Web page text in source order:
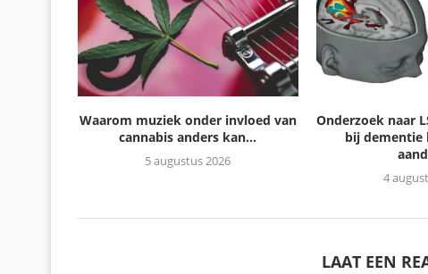
Waarom muziek onder invloed van
cannabis anders kan...
5 augustus 2026
Onderzoek naar
bij dementie
4
LAAT EEN